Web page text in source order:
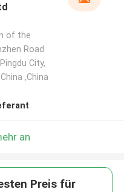
of the
Road
City,
,China
an
Preis für